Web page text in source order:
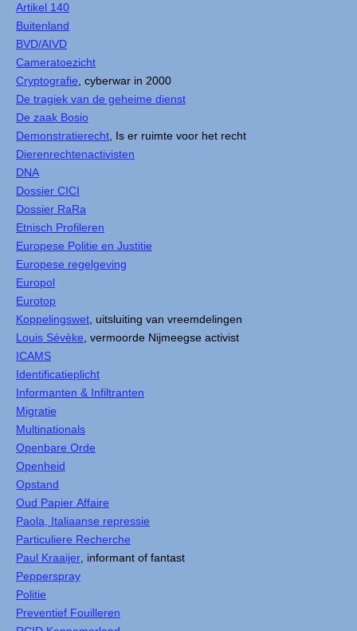
Artikel 140
Buitenland
BVD/AIVD
Cameratoezicht
Cryptografie , cyberwar in 2000
De tragiek van de geheime dienst
De zaak Bosio
Demonstratierecht , Is er ruimte voor het recht
Dierenrechtenactivisten
DNA
Dossier CICI
Dossier RaRa
Etnisch Profileren
Europese Politie en Justitie
Europese regelgeving
Europol
Eurotop
Koppelingswet , uitsluiting van vreemdelingen
Louis Sévèke , vermoorde Nijmeegse activist
ICAMS
Identificatieplicht
Informanten & Infiltranten
Migratie
Multinationals
Openbare Orde
Openheid
Opstand
Oud Papier Affaire
Paola, Italiaanse repressie
Particuliere Recherche
Paul Kraaijer , informant of fantast
Pepperspray
Politie
Preventief Fouilleren